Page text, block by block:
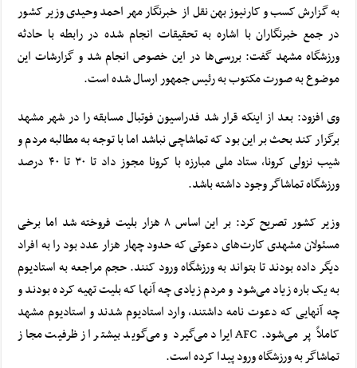
به گزارش کسب و کارنیوز بهن نقل از خبرنگار مهر احمد وحیدی وزیر کشور
در جمع خبرنگاران با اشاره به تحقیقات انجام شده در رابطه با حادثه
ورزشگاه مشهد گفت: بررسی‌ها در این خصوص انجام شد و گزارشات این
موضوع به صورت مکتوب به رئیس جمهور ارسال شده است.
وی افزود: بعد از اینکه قرار شد فدراسیون فوتبال مسابقه را در شهر مشهد
برگزار کند بحث بر این بود که تماشاچی نباشد اما با توجه به مطالبه مردم و
شیب نزولی کرونا، ستاد ملی مبارزه با کرونا مجوز داد تا ۳۰ تا ۴۰ درصد
ورزشگاه تماشاگر وجود داشته باشد.
وزیر کشور تصریح کرد: بر این اساس ۸ هزار بلیت فروخته شد اما برخی
مسئولان مشهدی کارت‌های دعوتی که حدود چهار هزار عدد بود را به افراد
دیگر داده بودند تا بتواند به ورزشگاه ورود کنند. حجم مراجعه به استادیوم
به یک باره زیاد می‌شود و مردم زیادی چه آنها که بلیت تهیه کرده بودند و
چه آنهایی که دعوت نامه داشتند، وارد استادیوم شدند و استادیوم مشهد
کاملاً پر می‌شود. AFC ایراد می‌گیرد و می‌گوید بیشتر از ظرفیت مجاز
تماشاگر به ورزشگاه ورود پیدا کرده است.